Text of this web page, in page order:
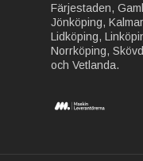
Färjestaden,
Jönköping,
Lidköping,
Norrköping,
och Vetlanda.